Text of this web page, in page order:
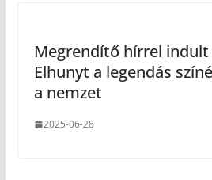
Megrendítő hírrel indult
Elhunyt a legendás
a nemzet
2025-06-28